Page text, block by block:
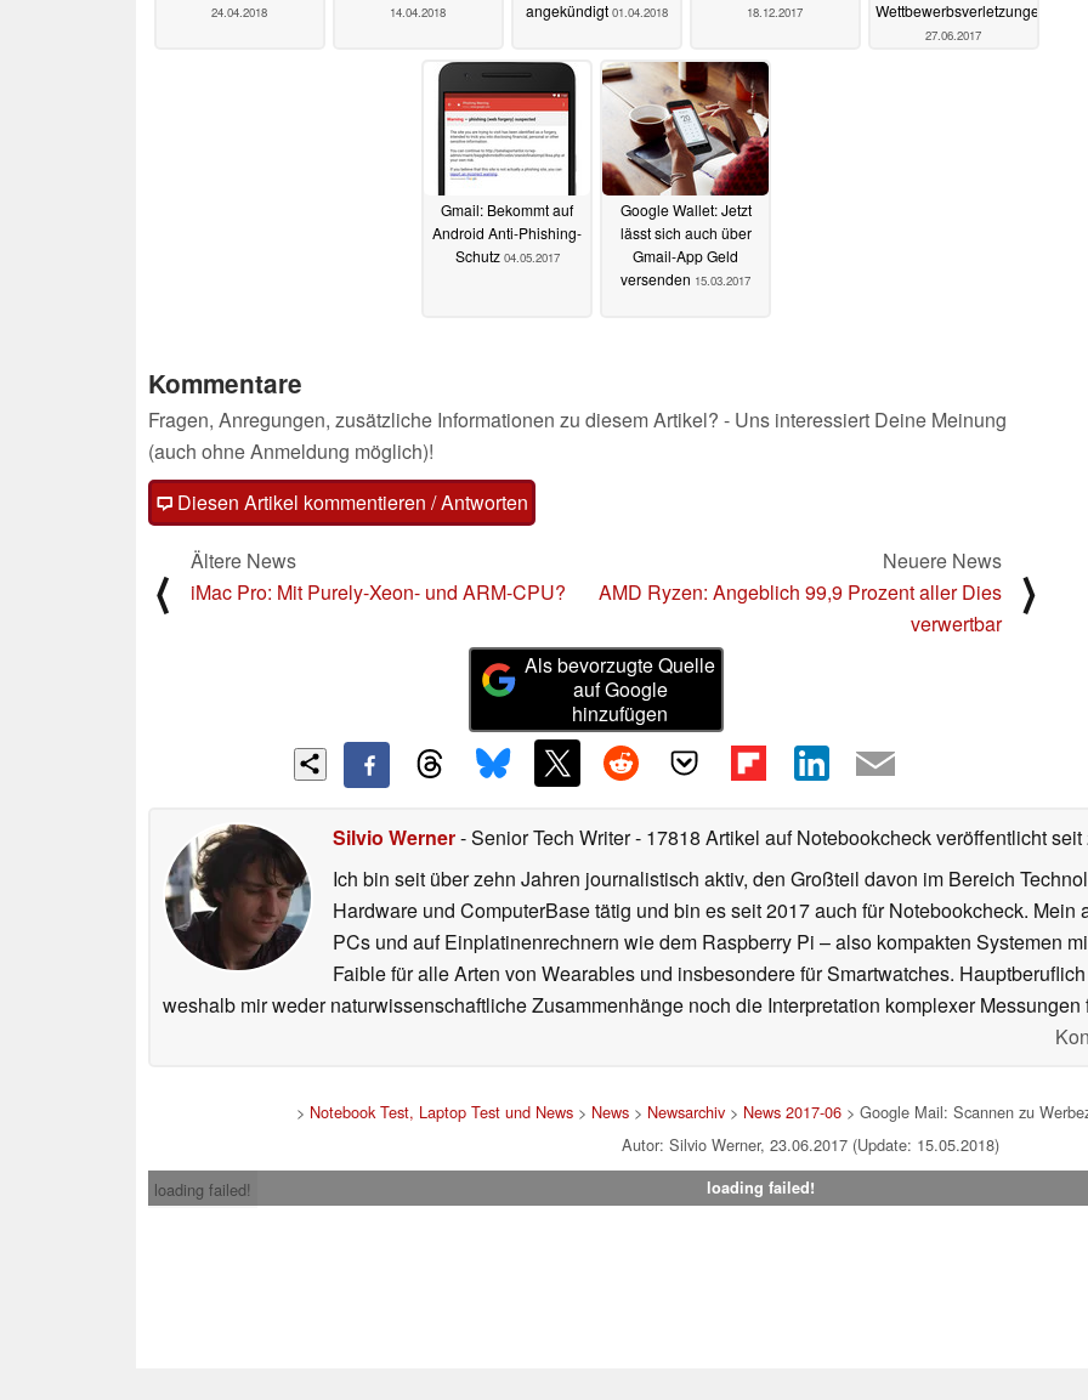
24.04.2018 14.04.2018
angekündigt 01.04.2018 18.12.2017
Wettbewerbsverletzungen
27.06.2017
Gmail: Bekommt auf
Android Anti-Phishing-
Schutz 04.05.2017
Google Wallet: Jetzt
lässt sich auch über
Gmail-App Geld
versenden 15.03.2017
Kommentare
Fragen, Anregungen, zusätzliche Informationen zu diesem Artikel? - Uns interessiert Deine Meinung
(auch ohne Anmeldung möglich)!
Diesen Artikel kommentieren / Antworten
⟨
Ältere News
iMac Pro: Mit Purely-Xeon- und ARM-CPU?
Neuere News
AMD Ryzen: Angeblich 99,9 Prozent aller Dies
verwertbar
⟩
Als bevorzugte Quelle
auf Google
hinzufügen
Silvio Werner- Senior Tech Writer- 17818 Artikel auf Notebookcheck veröffentlichtseit
Ich bin seit über zehn Jahren journalistisch aktiv, den Großteil davon im Bereich
Hardware und ComputerBase tätig und bin es seit 2017 auch für Notebookcheck.
PCs und auf Einplatinenrechnern wie dem Raspberry Pi – also kompakten Systemen
Faible für alle Arten von Wearables und insbesondere für Smartwatches.
weshalb mir weder naturwissenschaftliche Zusammenhänge noch die Interpretation komplexer Messungen
> Notebook Test, Laptop Test und News > News > Newsarchiv > News 2017-06 > Google Mail: Scannen zu
Autor: Silvio Werner, 23.06.2017 (Update: 15.05.2018)
loading failed!
loading failed!